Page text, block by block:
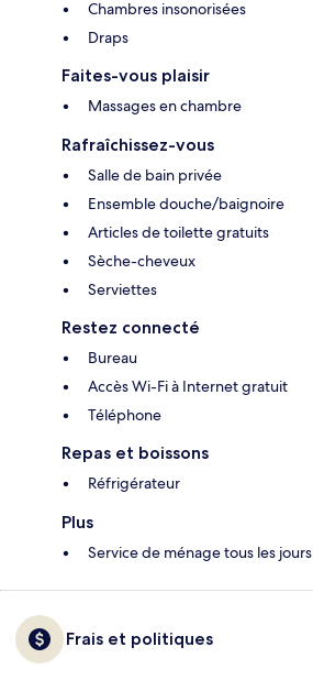
Chambres insonorisées
Draps
Faites-vous plaisir
Massages en chambre
Rafraîchissez-vous
Salle de bain privée
Ensemble douche/baignoire
Articles de toilette gratuits
Sèche-cheveux
Serviettes
Restez connecté
Bureau
Accès Wi-Fi à Internet gratuit
Téléphone
Repas et boissons
Réfrigérateur
Plus
Service de ménage tous les jours
Frais et politiques